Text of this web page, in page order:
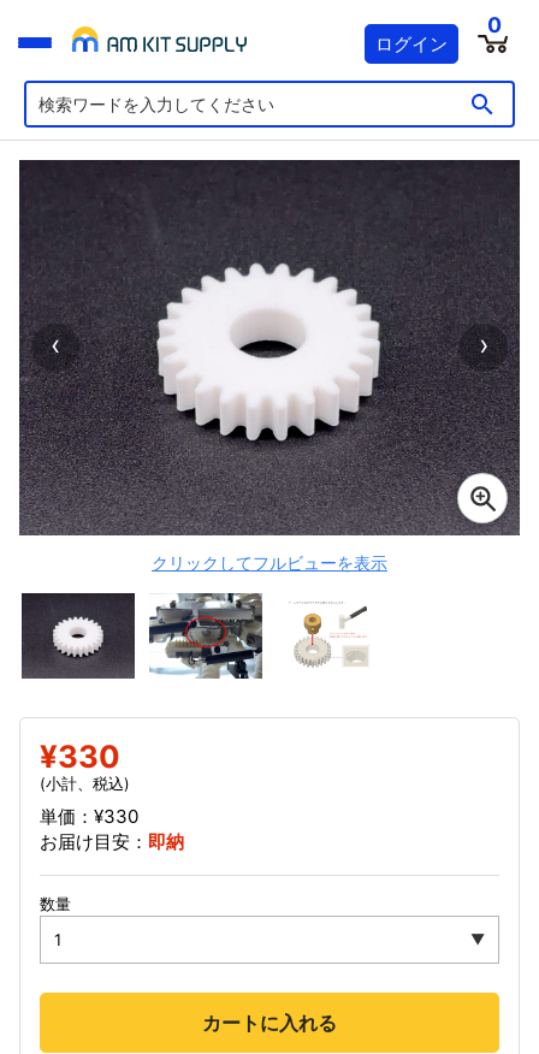
ログイン
0
‹ ›
クリックしてフルビューを表示
¥330
(小計、税込)
単価：¥330
お届け目安： 即納
数量
カートに入れる